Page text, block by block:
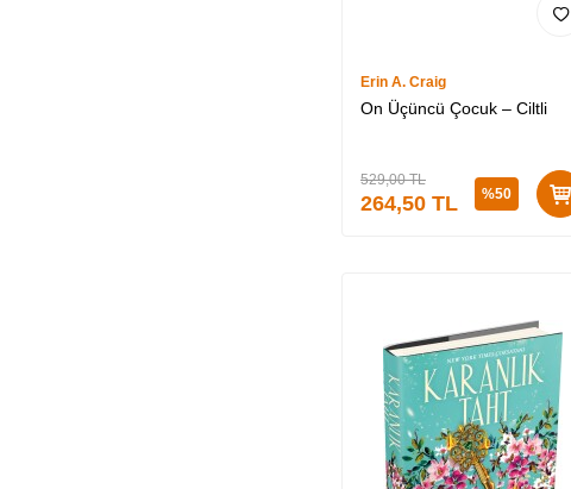
Erin A. Craig
On Üçüncü Çocuk – Ciltli
529,00TL
264,50 TL %50